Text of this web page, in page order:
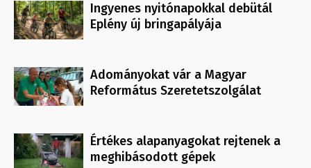
Ingyenes nyitónapokkal debütál
Eplény új bringapályája
Adományokat vár a Magyar
Református Szeretetszolgálat
Értékes alapanyagokat rejtenek a
meghibásodott gépek